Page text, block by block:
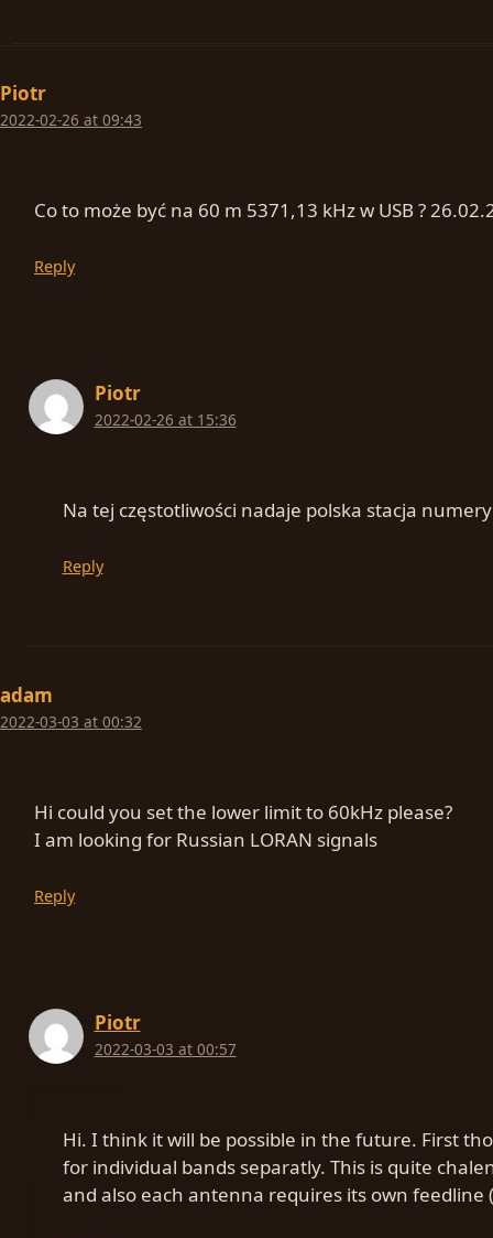
Piotr
2022-02-26 at 09:43
Co to może być na 60 m 5371,13 kHz w USB ?
Reply
Piotr
2022-02-26 at 15:36
Na tej częstotliwości nadaje polska stacja
Reply
adam
2022-03-03 at 00:32
Hi could you set the lower limit to 60kHz please?
I am looking for Russian LORAN signals
Reply
Piotr
2022-03-03 at 00:57
Hi. I think it will be possible in the future. First
for individual bands separatly. This is quite
and also each antenna requires its own